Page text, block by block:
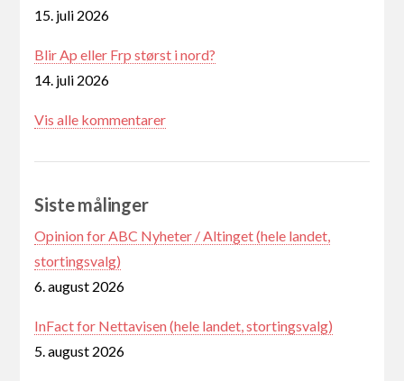
15. juli 2026
Blir Ap eller Frp størst i nord?
14. juli 2026
Vis alle kommentarer
Siste målinger
Opinion for ABC Nyheter / Altinget (hele landet,
stortingsvalg)
6. august 2026
InFact for Nettavisen (hele landet, stortingsvalg)
5. august 2026